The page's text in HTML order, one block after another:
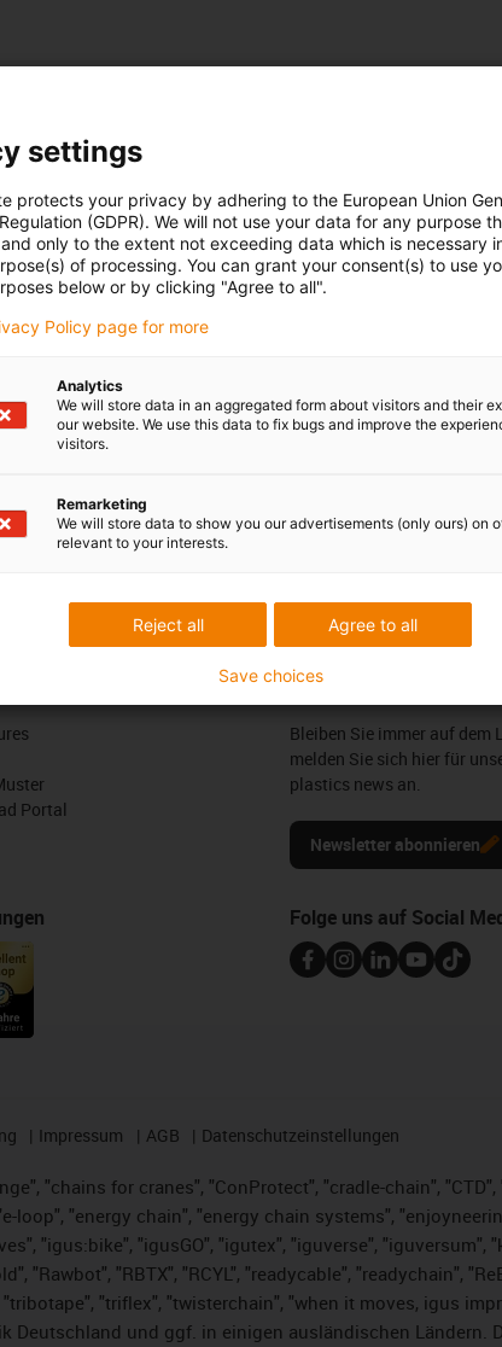
Mit einer Greifspanne von 100 mm können Bauteile in
mit nur einem Greifer gehandelt werden. Eignet sich
Einsatz am ReBeL geeignet
günstiger als herkömmliche Greifer
Portal
Bleiben Sie immer auf dem
melden Sie sich hier für
plastics news an.
Newsletter abonnieren
Folge uns auf Social
Impressum AGB Datenschutzeinstellungen
"chains for cranes", "ConProtect", "cradle-chain",
loop", "energy chain", "energy chain systems",
"igus:bike", "igusGO", "igutex", "iguverse",
"Rawbot", "RBTX", "RCYL", "readycable", "readychain",
"triflex", "twisterchain", "when it moves, igus
Deutschland und ggf. in einigen ausländischen Ländern.
settings
protects your privacy by adhering to the European Union
(GDPR). We will not use your data for any purpose
only to the extent not exceeding data which is necessary
of processing. You can grant your consent(s) to use
below or by clicking "Agree to all".
Policy page for more
Analytics
We will store data in an aggregated form about visitors and their
our website. We use this data to fix bugs and improve the
visitors.
Remarketing
We will store data to show you our advertisements (only ours) on
relevant to your interests.
Agree to all
Reject all
Save choices